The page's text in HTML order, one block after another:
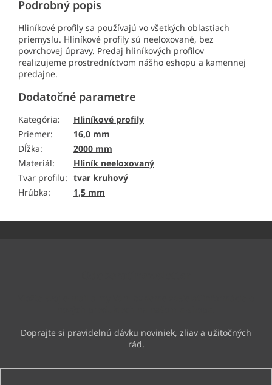
Podrobný popis
Hliníkové profily sa používajú vo všetkých oblastiach
priemyslu. Hliníkové profily sú neeloxované, bez
povrchovej úpravy. Predaj hliníkových profilov
realizujeme prostredníctvom nášho eshopu a kamennej
predajne.
Dodatočné parametre
Kategória:
Hliníkové profily
Priemer:
16,0 mm
Dĺžka:
2000 mm
Materiál:
Hliník neeloxovaný
Tvar profilu: tvar kruhový
Hrúbka: 1,5 mm